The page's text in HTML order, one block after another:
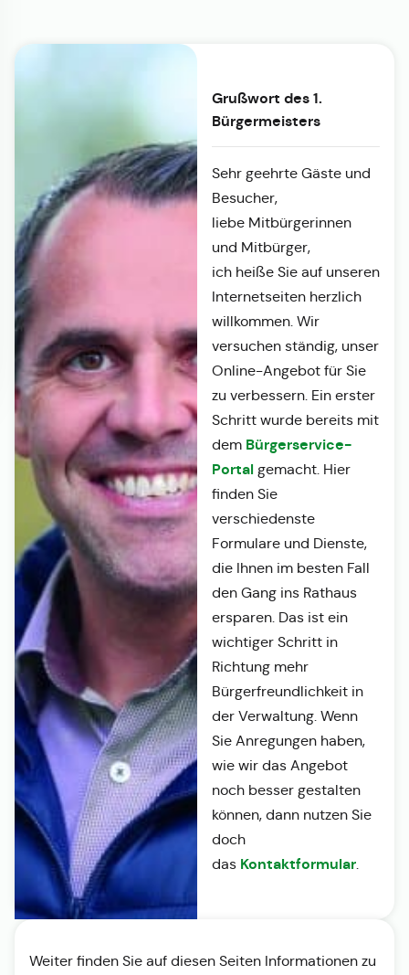
Grußwort des 1.
Bürgermeisters
Sehr geehrte Gäste und
Besucher,
liebe Mitbürgerinnen
und Mitbürger,
ich heiße Sie auf unseren
Internetseiten herzlich
willkommen. Wir
versuchen ständig, unser
Online-Angebot für Sie
zu verbessern. Ein erster
Schritt wurde bereits mit
dem Bürgerservice-
Portalgemacht. Hier
finden Sie
verschiedenste
Formulare und Dienste,
die Ihnen im besten Fall
den Gang ins Rathaus
ersparen. Das ist ein
wichtiger Schritt in
Richtung mehr
Bürgerfreundlichkeit in
der Verwaltung. Wenn
Sie Anregungen haben,
wie wir das Angebot
noch besser gestalten
können, dann nutzen Sie
doch
das Kontaktformular.
Weiter finden Sie auf diesen Seiten Informationen zu